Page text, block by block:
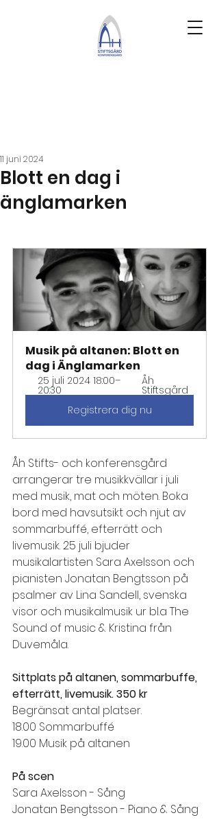
Blott en dag i
änglamarken
11 juni 2024
Musik på altanen: Blott en
dag i Änglamarken
25 juli 2024 18:00–
20:30
Åh
Stiftsgård
Registrera dig nu
Åh Stifts- och konferensgård
arrangerar tre musikkvällar i juli
med musik, mat och möten. Boka
bord med havsutsikt och njut av
sommarbuffé, efterrätt och
livemusik. 25 juli bjuder
musikalartisten Sara Axelsson och
pianisten Jonatan Bengtsson på
psalmer av Lina Sandell, svenska
visor och musikalmusik ur bl.a The
Sound of music & Kristina från
Duvemåla.
Sittplats på altanen, sommarbuffe,
efterrätt, livemusik. 350 kr
Begränsat antal platser.
18.00 Sommarbuffé
19.00 Musik på altanen
På scen
Sara Axelsson - Sång
Jonatan Bengtsson - Piano & Sång